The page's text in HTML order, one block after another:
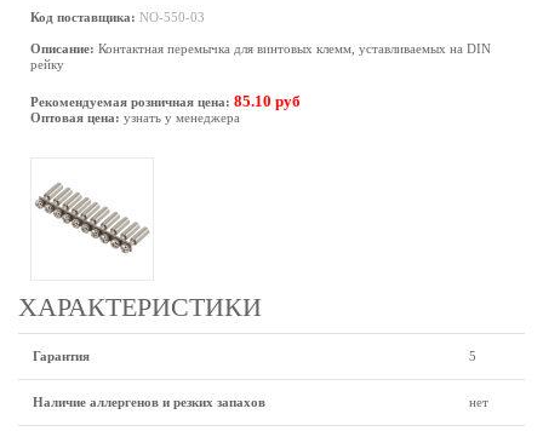
Код поставщика: NO-550-03
Описание: Контактная перемычка для винтовых клемм, уставливаемых на DIN
рейку
Рекомендуемая розничная цена: 85.10 руб
Оптовая цена: узнать у менеджера
ХАРАКТЕРИСТИКИ
Гарантия 5
Наличие аллергенов и резких запахов нет